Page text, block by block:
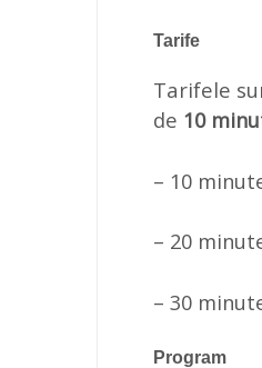
Tarife
Tarifele
de 10
– 10
– 20
– 30
Program